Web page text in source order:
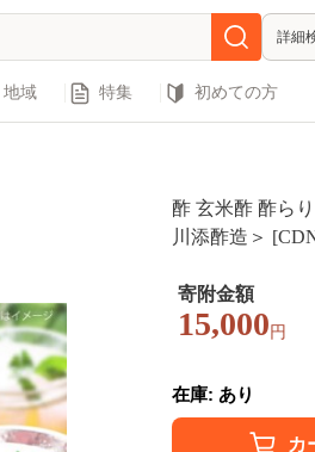
詳細
地域 特集 初めての方
酢 玄米酢 酢ら
川添酢造＞
酢 フルーツ酢
リンク 疲労回
寄附金額
15,000 円
在庫: あり